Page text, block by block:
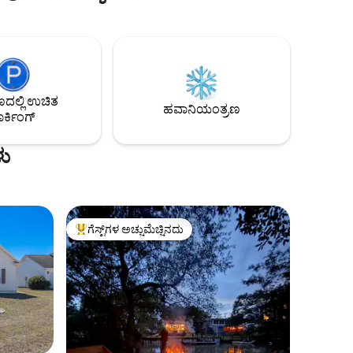
ಉಚಿತ
ಹವಾನಿಯಂತ್ರಣ
ಗೆಸ್ಟ್‌ಗಳಿಗೆ ಅತಿ ಹೆಚ್ಚು ಅಚ್ಚುಮೆಚ್ಚಿನದು
ಗೆಸ್ಟ್‌ಗಳ ಅಚ್ಚುಮೆಚ್ಚಿನದು